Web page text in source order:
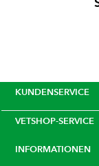
cm
KUNDENSERVICE
VETSHOP-SERVICE
INFORMATIONEN